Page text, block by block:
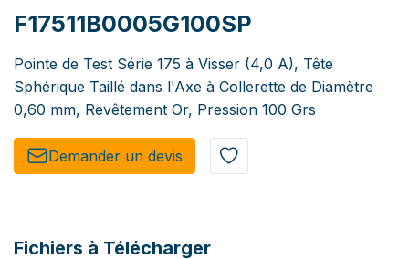
F17511B0005G100SP
Pointe de Test Série 175 à Visser (4,0 A), Tête
Sphérique Taillé dans l'Axe à Collerette de Diamètre
0,60 mm, Revêtement Or, Pression 100 Grs
Demander un de​​vis​​
Fichiers à Télécharger